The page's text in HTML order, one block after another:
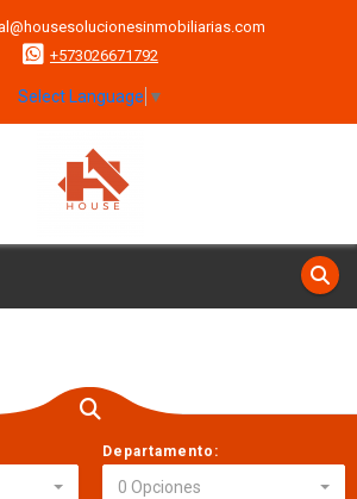
+573026671792
Select Language ▼
Departamento:
0 Opciones